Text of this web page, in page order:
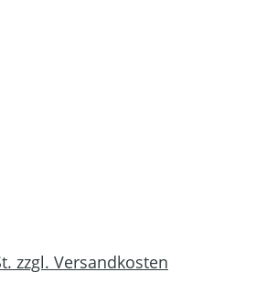
zzgl. Versandkosten